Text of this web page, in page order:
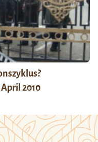
2010